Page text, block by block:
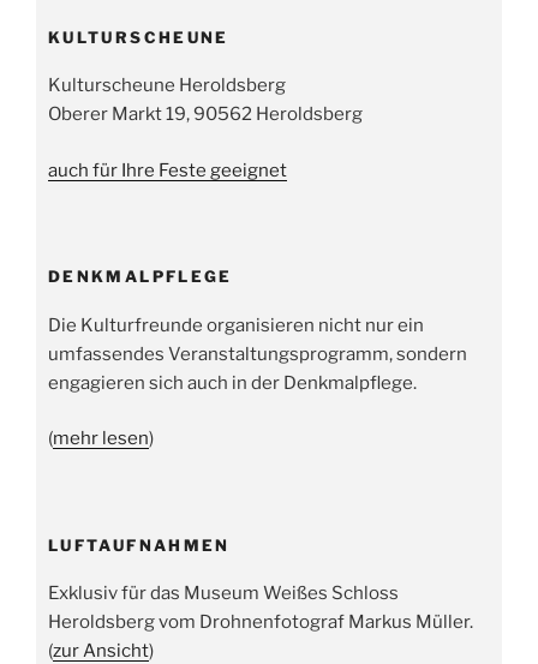
KULTURSCHEUNE
Kulturscheune Heroldsberg
Oberer Markt 19, 90562 Heroldsberg
auch für Ihre Feste geeignet
DENKMALPFLEGE
Die Kulturfreunde organisieren nicht nur ein
umfassendes Veranstaltungsprogramm, sondern
engagieren sich auch in der Denkmalpflege.
(mehr lesen)
LUFTAUFNAHMEN
Exklusiv für das Museum Weißes Schloss
Heroldsberg vom Drohnenfotograf Markus Müller.
(zur Ansicht)